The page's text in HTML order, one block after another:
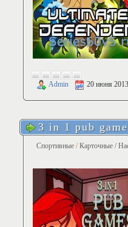
Admin 20 июня 2013
3 in 1 pub
Спортивные /Карточные /